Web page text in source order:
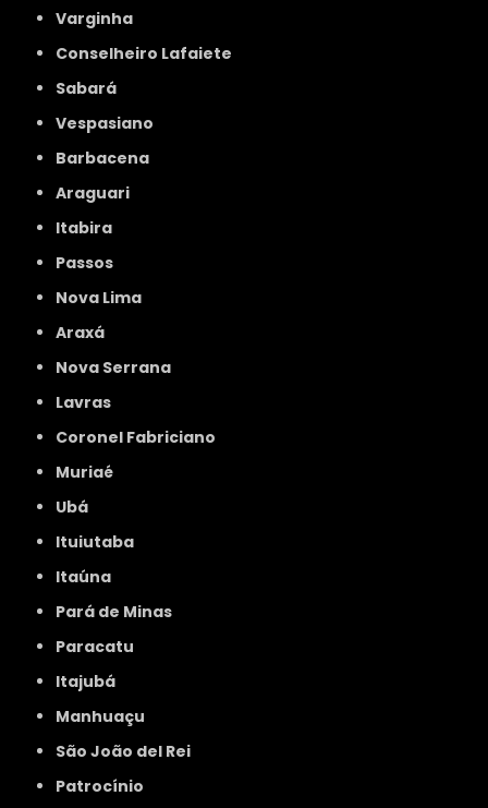
Varginha
Conselheiro Lafaiete
Sabará
Vespasiano
Barbacena
Araguari
Itabira
Passos
Nova Lima
Araxá
Nova Serrana
Lavras
Coronel Fabriciano
Muriaé
Ubá
Ituiutaba
Itaúna
Pará de Minas
Paracatu
Itajubá
Manhuaçu
São João del Rei
Patrocínio